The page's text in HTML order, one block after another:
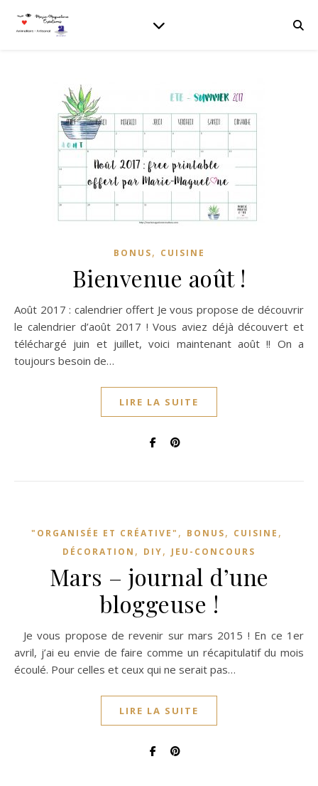
BONUS, CUISINE
Bienvenue août !
Août 2017 : calendrier offert Je vous propose de découvrir
le calendrier d’août 2017 ! Vous aviez déjà découvert et
téléchargé juin et juillet, voici maintenant août !! On a
toujours besoin de…
LIRE LA SUITE
"ORGANISÉE ET CRÉATIVE" , BONUS, CUISINE ,
DÉCORATION , DIY, JEU-CONCOURS
Mars – journal d’une
bloggeuse !
Je vous propose de revenir sur mars 2015 ! En ce 1er
avril, j’ai eu envie de faire comme un récapitulatif du mois
écoulé. Pour celles et ceux qui ne serait pas…
LIRE LA SUITE